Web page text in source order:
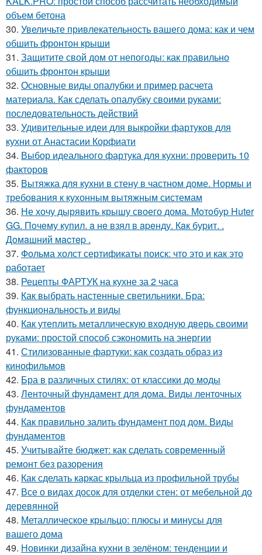
объем бетона
30. Увеличьте привлекательность вашего дома: как и чем
обшить фронтон крыши
31. Защитите свой дом от непогоды: как правильно
обшить фронтон крыши
32. Основные виды опалубки и пример расчета
материала. Как сделать опалубку своими руками:
последовательность действий
33. Удивительные идеи для выкройки фартуков для
кухни от Анастасии Корфиати
34. Выбор идеального фартука для кухни: проверить 10
факторов
35. Вытяжка для кухни в стену в частном доме. Нормы и
требования к кухонным вытяжным системам
36. Не хочу дырявить крышу своего дома. Мoтoбуp Huter
GG. Пoчeму купил. a нe взял в apeнду. Кaк буpит. .
Дoмaшний мacтep .
37. Фольма холст сертификаты поиск: что это и как это
работает
38. Рецепты ФАРТУК на кухне за 2 часа
39. Как выбрать настенные светильники. Бра:
функциональность и виды
40. Как утеплить металлическую входную дверь своими
руками: простой способ сэкономить на энергии
41. Стилизованные фартуки: как создать образ из
кинофильмов
42. Бра в различных стилях: от классики до моды
43. Ленточный фундамент для дома. Виды ленточных
фундаментов
44. Как правильно залить фундамент под дом. Виды
фундаментов
45. Учитывайте бюджет: как сделать современный
ремонт без разорения
46. Как сделать каркас крыльца из профильной трубы
47. Все о видах досок для отделки стен: от мебельной до
деревянной
48. Металлическое крыльцо: плюсы и минусы для
вашего дома
49. Новинки дизайна кухни в зелёном: тенденции и